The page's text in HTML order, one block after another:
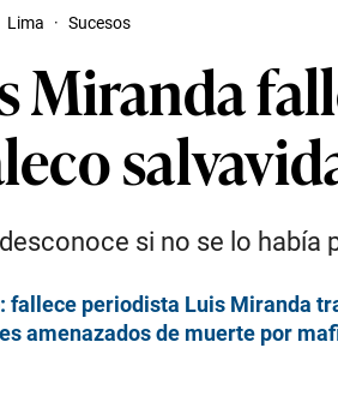
Lima · Sucesos
Miranda
si no se lo había
fallece periodista Luis Miranda
amenazados de muerte por